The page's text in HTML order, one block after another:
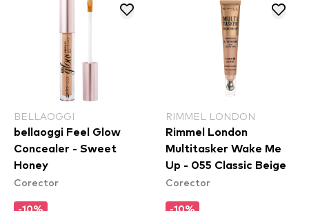
BELLAOGGI
bellaoggi Feel Glow
Concealer - Sweet
Honey
Corector
RIMMEL LONDON
Rimmel London
Multitasker Wake Me
Up - 055 Classic Beige
Corector